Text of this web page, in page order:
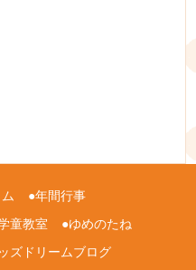
年間行事
童教室
ゆめのたね
ズドリームブログ